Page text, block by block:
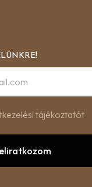
tájékoztatót.